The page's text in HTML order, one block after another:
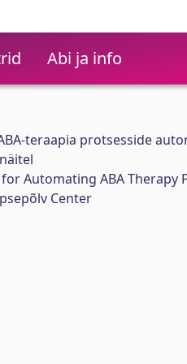
Abi ja info
teraapia protsesside
Automating ABA Therapy
Center